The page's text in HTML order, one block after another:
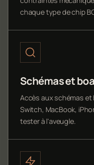
chaque type de chip
Schémas et
Accès aux schémas
Switch, MacBook,
tester à l'aveugle.